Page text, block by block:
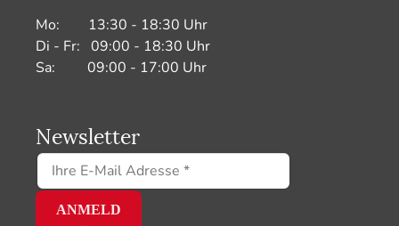
Mo: 13:30 - 18:30 Uhr
Di - Fr: 09:00 - 18:30 Uhr
Sa: 09:00 - 17:00 Uhr
Newsletter